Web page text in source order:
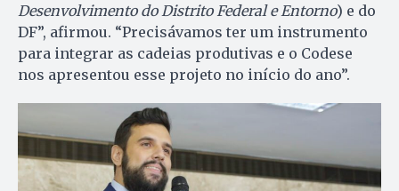
Desenvolvimento do Distrito Federal e Entorno) e do
DF”, afirmou. “Precisávamos ter um instrumento
para integrar as cadeias produtivas e o Codese
nos apresentou esse projeto no início do ano”.